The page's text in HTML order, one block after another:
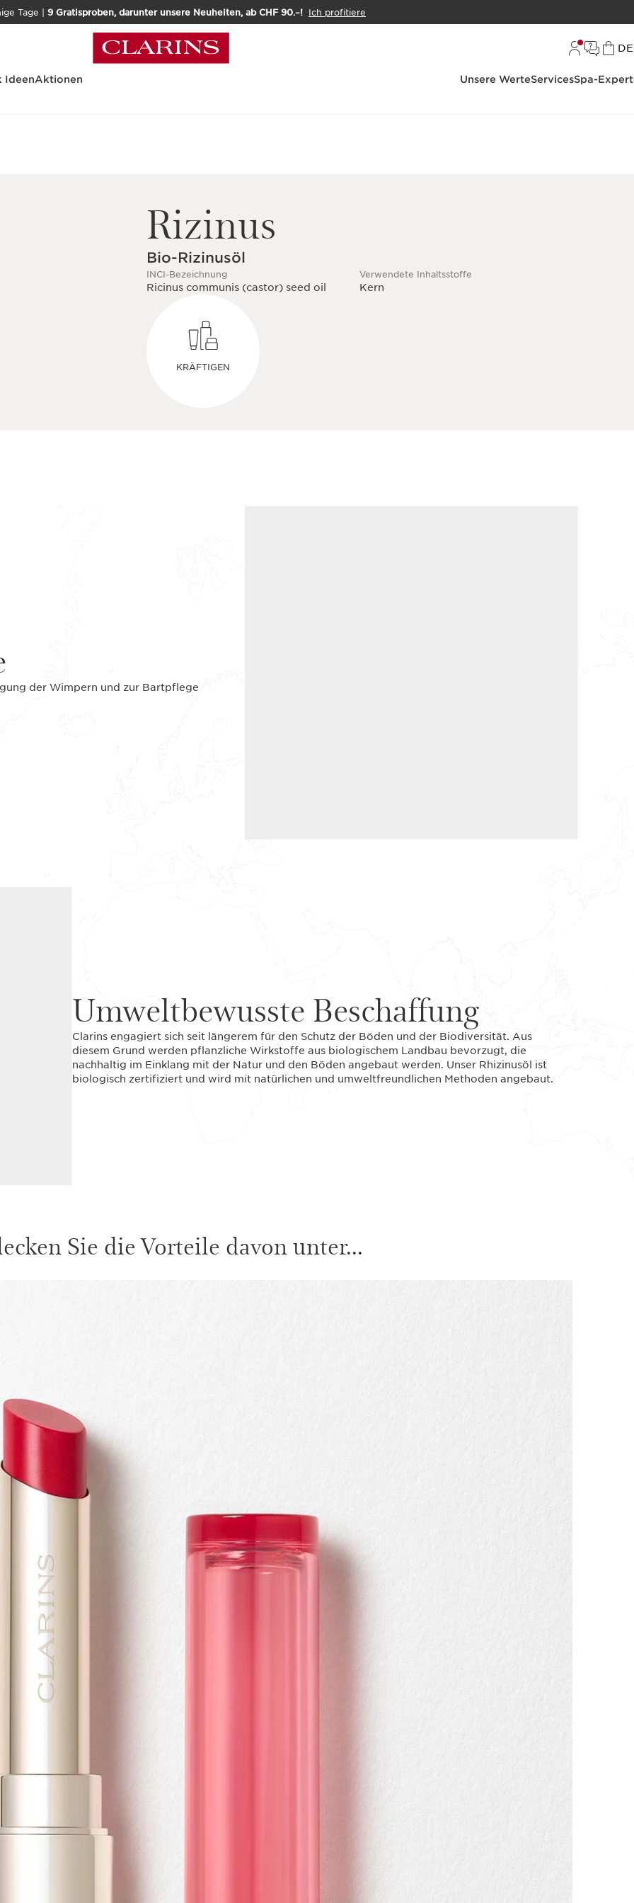
Tage | 9 Gratisproben, darunter unsere Neuheiten, ab CHF 90.–! Ich profitiere
DE
IdeenAktionen Unsere WerteServicesSpa-
Rizinus
Bio-Rizinusöl
INCI-Bezeichnung
Ricinus communis (castor) seed oil
Verwendete Inhaltsstoffe
Kern
KRÄFTIGEN
der Wimpern und zur Bartpflege
Umweltbewusste Beschaffung
Clarins engagiert sich seit längerem für den Schutz der Böden und der Biodiversität. Aus
diesem Grund werden pflanzliche Wirkstoffe aus biologischem Landbau bevorzugt, die
nachhaltig im Einklang mit der Natur und den Böden angebaut werden. Unser Rhizinusöl ist
biologisch zertifiziert und wird mit natürlichen und umweltfreundlichen Methoden angebaut.
Sie die Vorteile davon unter...